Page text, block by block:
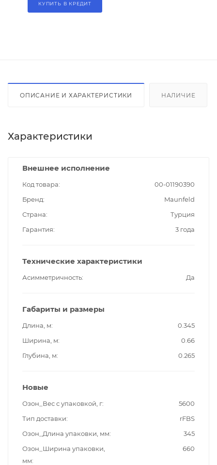
КУПИТЬ В КРЕДИТ
ОПИСАНИЕ И ХАРАКТЕРИСТИКИ НАЛИЧИЕ
Характеристики
Внешнее исполнение
Код товара
00-01190390
Бренд
Maunfeld
Страна
Турция
Гарантия
3 года
Технические характеристики
Асимметричность Да
Габариты и размеры
Длина, м
0.345
Ширина, м
0.66
Глубина, м
0.265
Новые
Озон_Вес с упаковкой, г
5600
Тип доставки
rFBS
Озон_Длина упаковки, мм
345
Озон_Ширина упаковки,
мм
660